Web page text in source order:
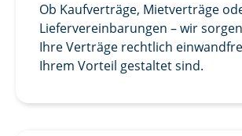
Ob Kaufverträge, Mietverträge
Liefervereinbarungen – wir
Ihre Verträge rechtlich
Ihrem Vorteil gestaltet sind.